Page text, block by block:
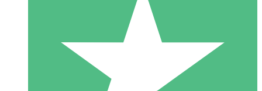
Packs de Crédits Individuels
Payez à l'utilisation avec des crédits de téléchargement. Sans
1 Téléchargement